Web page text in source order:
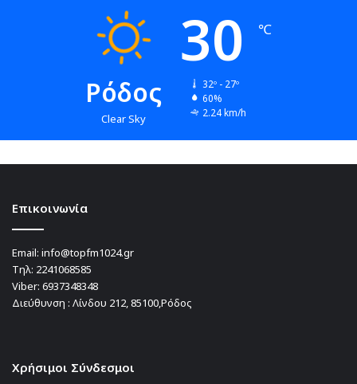
Ρόδος
Clear Sky
30 ℃
32º - 27º
60%
2.24 km/h
Επικοινωνία
Email: info@topfm1024.gr
Τηλ: 2241068585
Viber: 6937348348
Διεύθυνση : Λίνδου 212, 85100,Ρόδος
Χρήσιμοι Σύνδεσμοι